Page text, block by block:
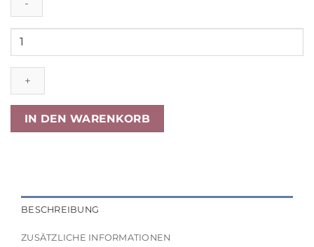
Cam
Lama
Kuscheltier
OCS,
20x20cm
IN DEN WARENKORB
BESCHREIBUNG
ZUSÄTZLICHE INFORMATIONEN